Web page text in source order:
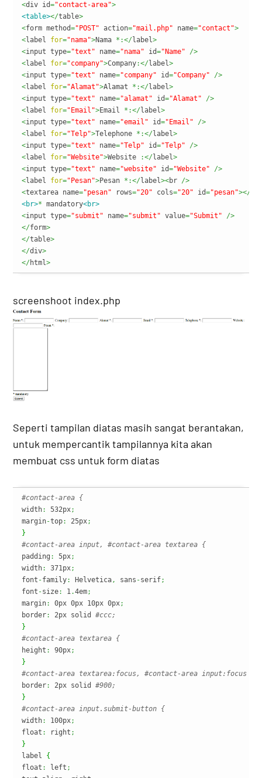
<div id="contact-area">
<table></table>
<form method="POST" action="mail.php" name="contact">
<label for="nama">Nama *:</label>
<input type="text" name="nama" id="Name"
/>
<label for="company">Company:</label>
<input type="text" name="company" id="Company"
/>
<label for="Alamat">Alamat *:</label>
<input type="text" name="alamat" id="Alamat"
/>
<label for="Email">Email *:</label>
<input type="text" name="email" id="Email"
/>
<label for="Telp">Telephone *:</label>
<input type="text" name="Telp" id="Telp"
/>
<label for="Website">Website :</label>
<input type="text" name="website" id="Website"
/>
<label for="Pesan">Pesan *:</label><br />
<textarea name="pesan" rows="20" cols="20" id="pesan"></
<br>* mandatory<br>
<input type="submit" name="submit" value="Submit"
/>
</form>
</table>
</div>
</html>
screenshoot index.php
Seperti tampilan diatas masih sangat berantakan,
untuk mempercantik tampilannya kita akan
membuat css untuk form diatas
#contact-area {
width: 532px;
margin-top: 25px;
}
#contact-area input, #contact-area textarea {
padding : 5px;
width: 371px;
font -family: Helvetica, sans -serif;
font -size: 1.4em;
margin: 0px 0px 10px 0px;
border: 2px solid #ccc;
}
#contact-area textarea {
height : 90px;
}
#contact-area textarea:focus, #contact-area input:focus {
border: 2px solid #900;
}
#contact-area input.submit-button {
width: 100px;
float : right ;
}
label {
float : left ;